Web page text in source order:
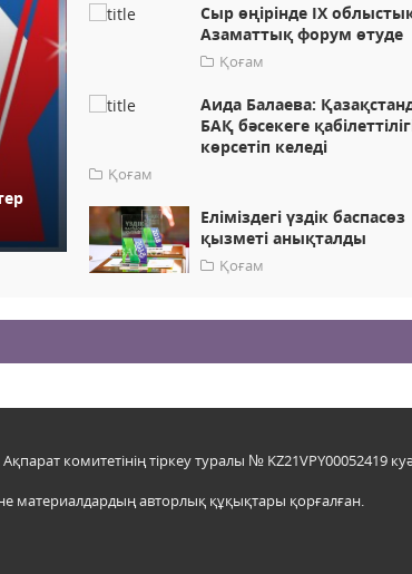
Сыр өңірінде IX
Азаматтық форум өтуде
Қоғам
Аида Балаева:
БАҚ бәсекеге
көрсетіп келеді
Қоғам
Еліміздегі үздік баспасөз
қызметі анықталды
Қоғам
комитетінің тіркеу туралы № KZ21VPY00052419
материалдардың авторлық құқықтары қорғалған.